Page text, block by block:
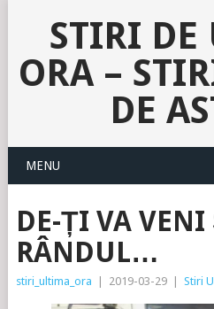
STIRI
ORA –
DE
MENU
DE-ȚI VA
RÂNDUL…
stiri_ultima_ora 2019-03-29 Stiri